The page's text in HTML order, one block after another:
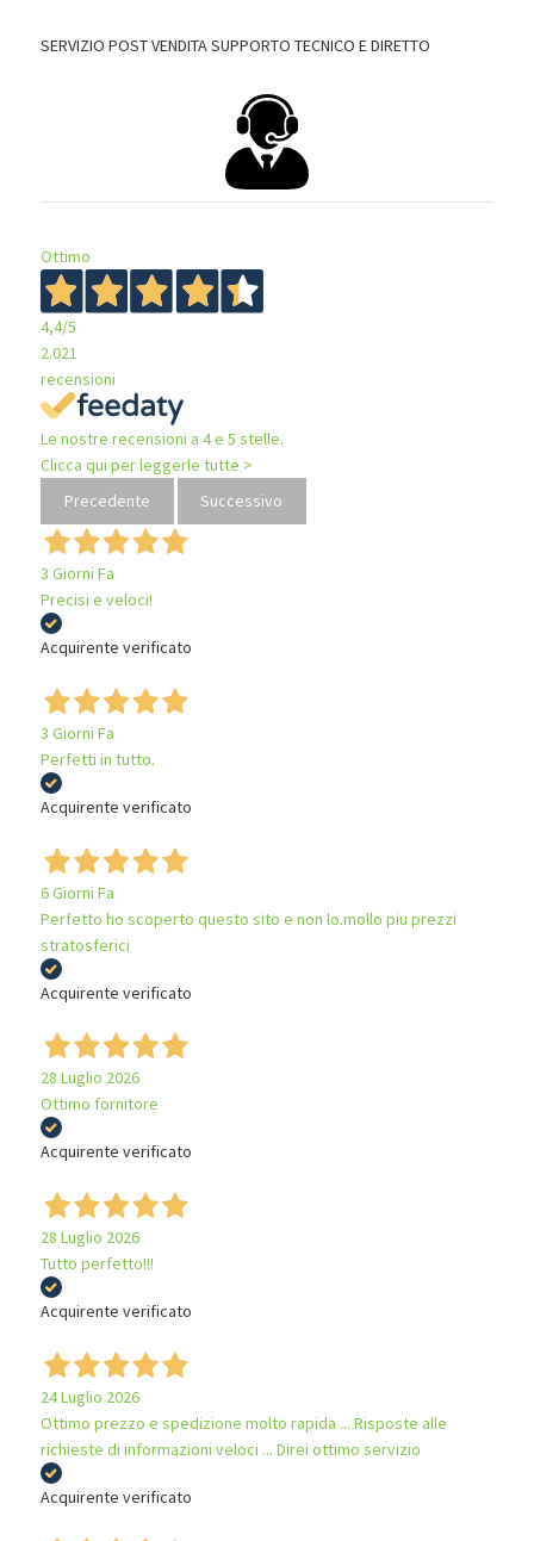
SERVIZIO POST VENDITA SUPPORTO TECNICO E DIRETTO
Ottimo
4,4/5
2.021
recensioni
Le nostre recensioni a 4 e 5 stelle.
Clicca qui per leggerle tutte >
Precedente
Successivo
3 Giorni Fa
Precisi e veloci!
Acquirente verificato
3 Giorni Fa
Perfetti in tutto.
Acquirente verificato
6 Giorni Fa
Perfetto ho scoperto questo sito e non lo.mollo piu prezzi
stratosferici
Acquirente verificato
28 Luglio 2026
Ottimo fornitore
Acquirente verificato
28 Luglio 2026
Tutto perfetto!!!
Acquirente verificato
24 Luglio 2026
Ottimo prezzo e spedizione molto rapida ... Risposte alle
richieste di informazioni veloci ... Direi ottimo servizio
Acquirente verificato